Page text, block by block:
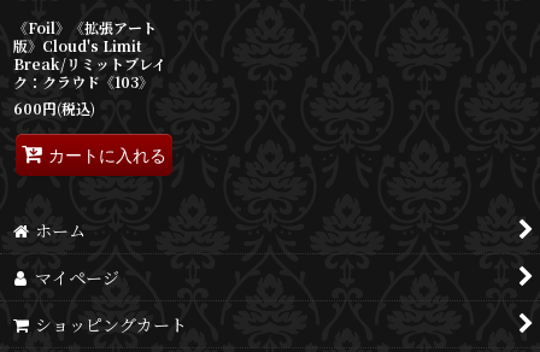
《Foil》《拡張アート
版》Cloud's Limit
Break/リミットブレイ
ク：クラウド《103》
600円(税込)
カートに入れる
ホーム
マイページ
ショッピングカート